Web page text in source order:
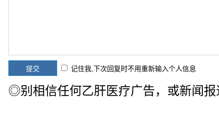
记住我,下次回复时不用重新输入个人信息
◎别相信任何乙肝医疗广告，或新闻报